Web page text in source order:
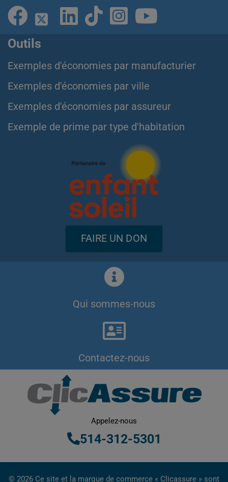
Outils
Exemples d'économies par manufacturier
Exemples d'économies par ville
Exemples d'économies par assureur
Exemple de prime par type d'habitation
FAIRE UN DON
Qui sommes-nous
Contactez-nous
Appelez-nous
514-312-5301
© 2026 Ce site et la marque de commerce « Clicassure » sont